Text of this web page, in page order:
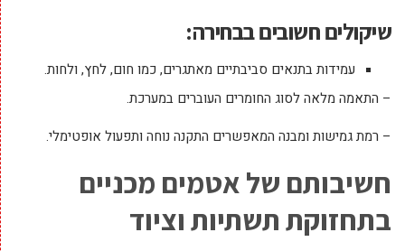
שיקולים חשובים בבחירה:
עמידות בתנאים סביבתיים מאתגרים, כמו חום, לחץ, ולחות.
– התאמה מלאה לסוג החומרים העוברים במערכת.
– רמת גמישות ומבנה המאפשרים התקנה נוחה ותפעול אופטימלי.
חשיבותם של אטמים מכניים
בתחזוקת תשתיות וציוד